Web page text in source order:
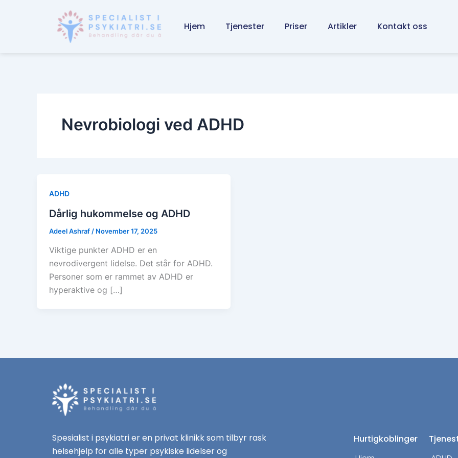
Hjem Tjenester Priser Artikler Kontakt oss
Nevrobiologi ved ADHD
ADHD
Dårlig hukommelse og ADHD
Adeel Ashraf / November 17, 2025
Viktige punkter ADHD er en
nevrodivergent lidelse. Det står for ADHD.
Personer som er rammet av ADHD er
hyperaktive og […]
Spesialist i psykiatri er en privat klinikk som tilbyr rask
helsehjelp for alle typer psykiske lidelser og
Hurtigkoblinger